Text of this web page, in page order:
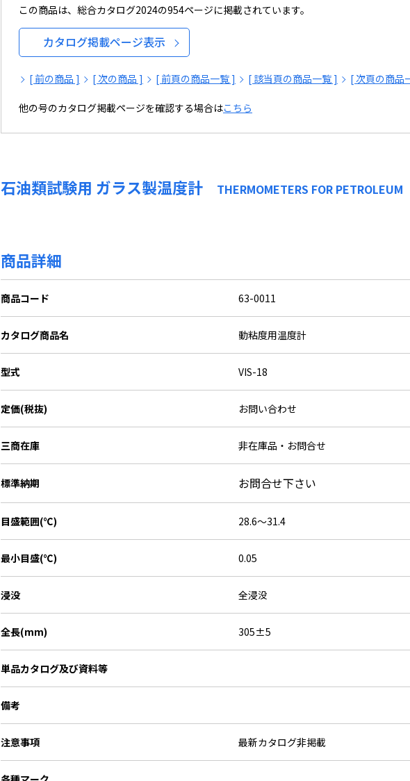
この商品は、総合カタログ2024の954ページに掲載されています。
カタログ掲載ページ表示
[ 前の商品 ] [ 次の商品 ] [ 前頁の商品一覧 ] [ 該当頁の商品一覧 ] [ 次頁の商品
他の号のカタログ掲載ページを確認する場合はこちら
石油類試験用 ガラス製温度計 THERMOMETERS FOR PETROLEUM
商品詳細
商品コード 63-0011
カタログ商品名 動粘度用温度計
型式 VIS-18
定価(税抜) お問い合わせ
三商在庫 非在庫品・お問合せ
標準納期 お問合せ下さい
目盛範囲(℃) 28.6～31.4
最小目盛(℃) 0.05
浸没 全浸没
全長(mm) 305±5
単品カタログ及び資料等
備考
注意事項 最新カタログ非掲載